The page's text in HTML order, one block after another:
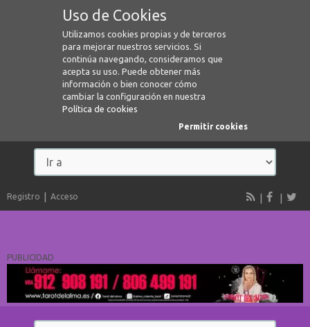
Uso de Cookies
Utilizamos cookies propias y de terceros
para mejorar nuestros servicios. Si
continúa navegando, consideramos que
acepta su uso. Puede obtener más
información o bien conocer cómo
cambiar la configuración en nuestra
Política de cookies
Permitir cookies
Registro Acceso
PUBLICIDAD